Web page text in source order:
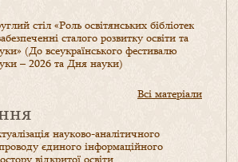
стіл «Роль освітянських бібліотек
сталого розвитку освіти та
(До всеукраїнського фестивалю
– 2026 та Дня науки)
Всі матеріали
науково-аналітичного
єдиного інформаційного
відкритої освіти